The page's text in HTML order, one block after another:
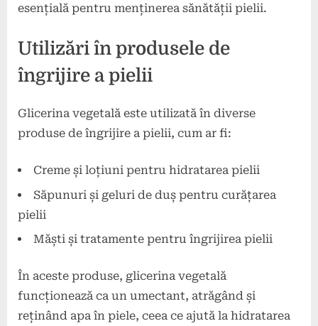
esențială pentru menținerea sănătății pielii.
Utilizări în produsele de
îngrijire a pielii
Glicerina vegetală este utilizată în diverse
produse de îngrijire a pielii, cum ar fi:
Creme și loțiuni pentru hidratarea pielii
Săpunuri și geluri de duș pentru curățarea
pielii
Măști și tratamente pentru îngrijirea pielii
În aceste produse, glicerina vegetală
funcționează ca un umectant, atrăgând și
reținând apa în piele, ceea ce ajută la hidratarea